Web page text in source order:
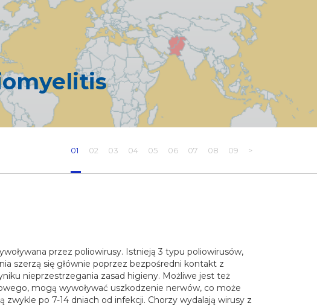
01 02 03 04 05 06 07 08 09 >
przez poliowirusy. Istnieją 3 typu poliowirusów,
szerzą się głównie poprzez bezpośredni kontakt z
nieprzestrzegania zasad higieny. Możliwe jest też
mogą wywoływać uszkodzenie nerwów, co może
zwykle po 7-14 dniach od infekcji. Chorzy wydalają wirusy z